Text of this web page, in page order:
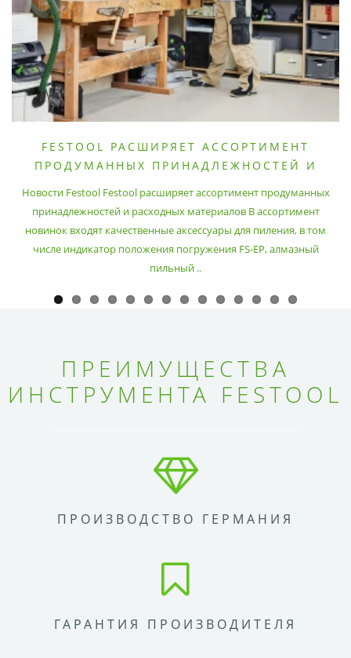
FESTOOL РАСШИРЯЕТ АССОРТИМЕНТ
ПРОДУМАННЫХ ПРИНАДЛЕЖНОСТЕЙ И
Новости Festool Festool расширяет ассортимент продуманных
принадлежностей и расходных материалов В ассортимент
новинок входят качественные аксессуары для пиления, в том
числе индикатор положения погружения FS-EP, алмазный
пильный ..
ПРЕИМУЩЕСТВА
ИНСТРУМЕНТА FESTOOL
ПРОИЗВОДСТВО ГЕРМАНИЯ
ГАРАНТИЯ ПРОИЗВОДИТЕЛЯ